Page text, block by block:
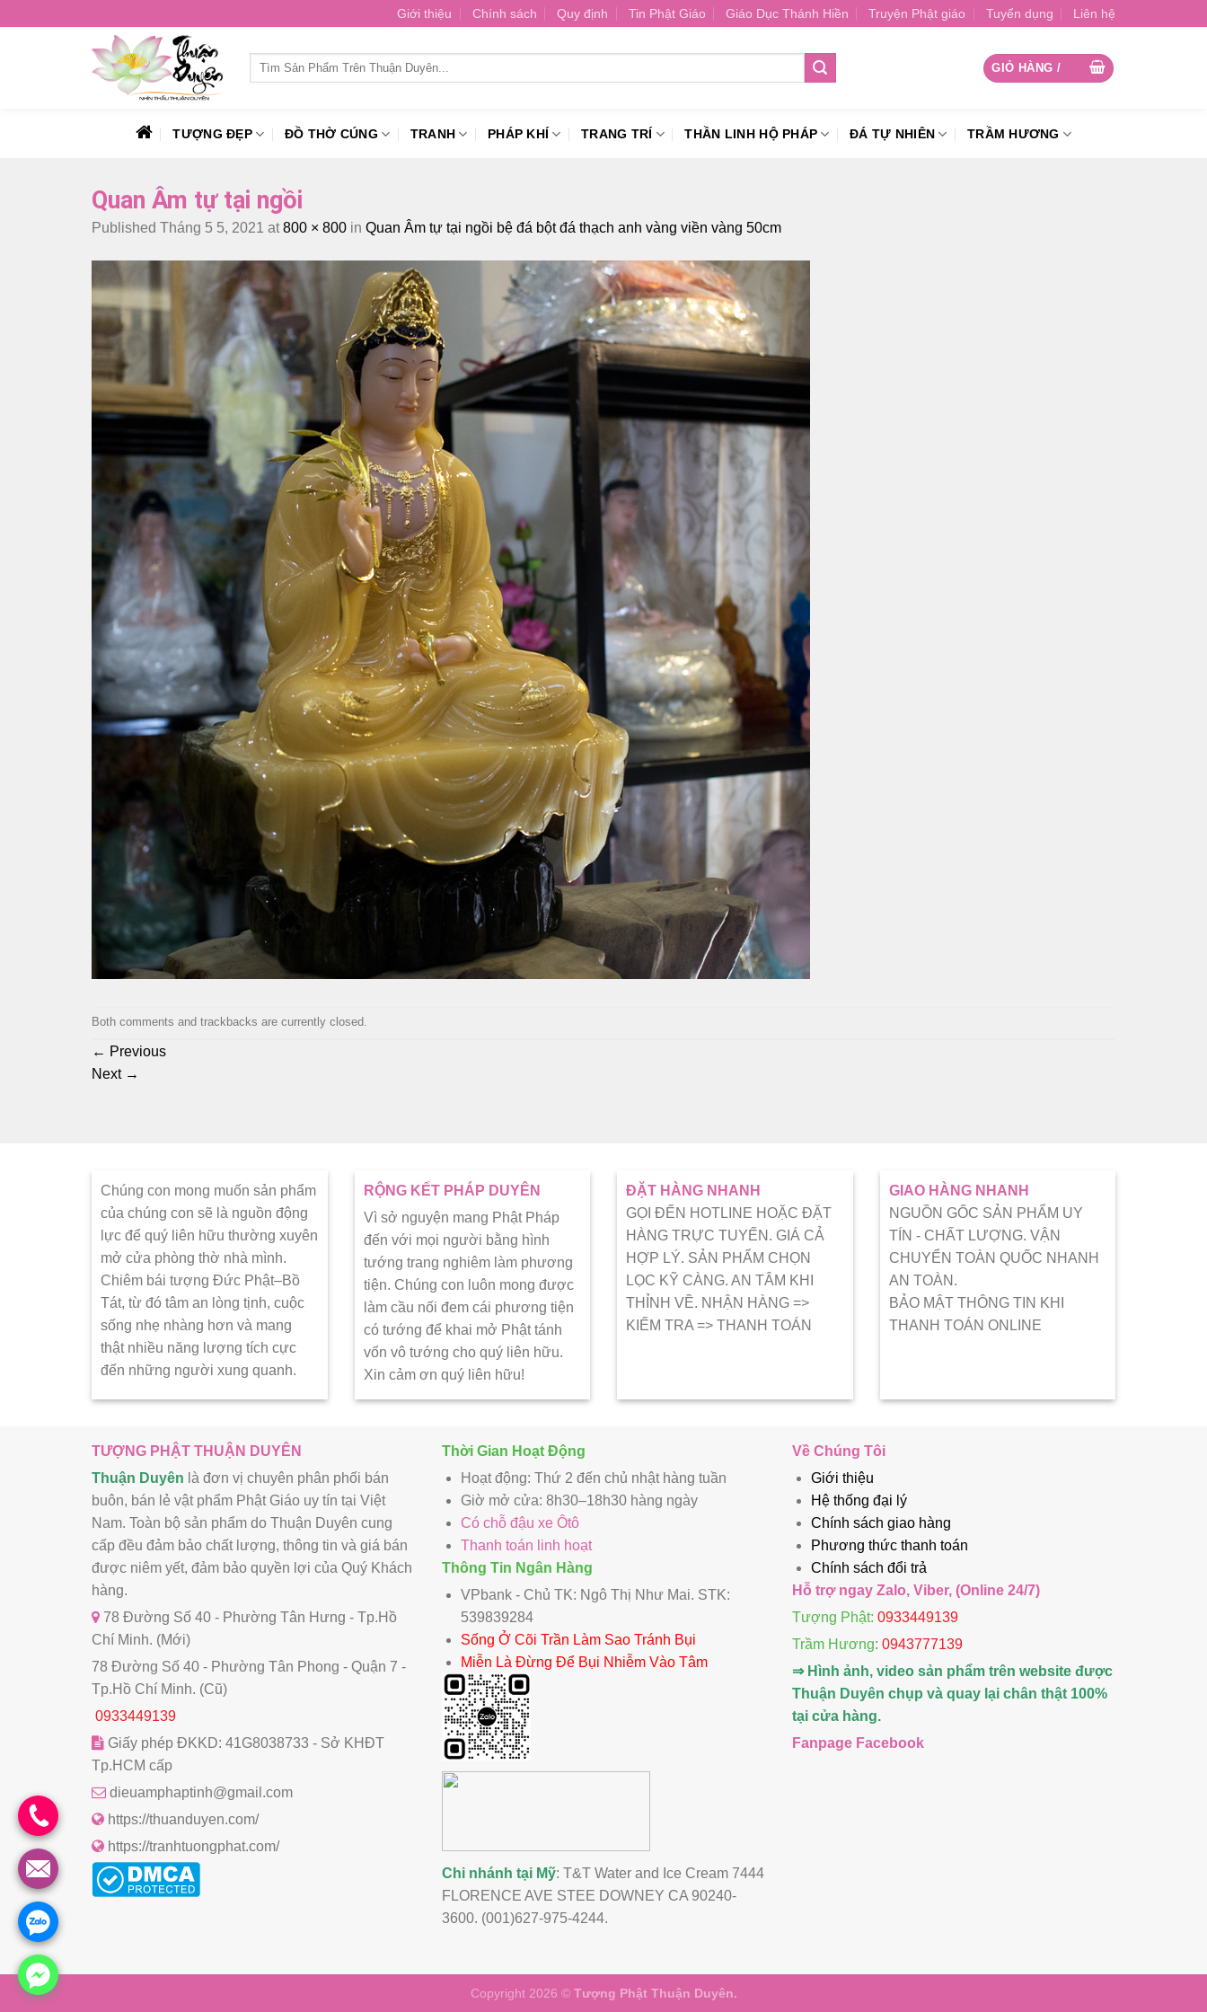
Giới thiệu Chính sách Quy định Tin Phật Giáo Giáo Dục Thánh Hiền Truyện Phật giáo Tuyển dụng Liên hệ
Tìm
GIỎ HÀNG /
TƯỢNG ĐẸP ĐỒ THỜ CÚNG TRANH PHÁP KHÍ TRANG TRÍ THẦN LINH HỘ PHÁP ĐÁ TỰ NHIÊN TRẦM HƯƠNG
Quan Âm tự tại ngồi
Published Tháng 5 5, 2021 at 800 × 800 in Quan Âm tự tại ngồi bệ đá bột đá thạch anh vàng viền vàng 50cm
Both comments and trackbacks are currently closed.
← Previous
Next →
Chúng con mong muốn sản phẩm
của chúng con sẽ là nguồn động
lực để quý liên hữu thường xuyên
mở cửa phòng thờ nhà mình.
Chiêm bái tượng Đức Phật–Bồ
Tát, từ đó tâm an lòng tịnh, cuộc
sống nhẹ nhàng hơn và mang
thật nhiều năng lượng tích cực
đến những người xung quanh.
RỘNG KẾT PHÁP DUYÊN
Vì sở nguyện mang Phật Pháp
đến với mọi người bằng hình
tướng trang nghiêm làm phương
tiện. Chúng con luôn mong được
làm cầu nối đem cái phương tiện
có tướng để khai mở Phật tánh
vốn vô tướng cho quý liên hữu.
Xin cảm ơn quý liên hữu!
ĐẶT HÀNG NHANH
GỌI ĐẾN HOTLINE HOẶC ĐẶT
HÀNG TRỰC TUYẾN. GIÁ CẢ
HỢP LÝ. SẢN PHẨM CHỌN
LỌC KỸ CÀNG. AN TÂM KHI
THỈNH VỀ. NHẬN HÀNG =>
KIẾM TRA => THANH TOÁN
GIAO HÀNG NHANH
NGUỒN GỐC SẢN PHẨM UY
TÍN - CHẤT LƯỢNG. VẬN
CHUYỂN TOÀN QUỐC NHANH
AN TOÀN.
BẢO MẬT THÔNG TIN KHI
THANH TOÁN ONLINE
TƯỢNG PHẬT THUẬN DUYÊN
Thuận Duyên là đơn vị chuyên phân phối bán
buôn, bán lẻ vật phẩm Phật Giáo uy tín tại Việt
Nam. Toàn bộ sản phẩm do Thuận Duyên cung
cấp đều đảm bảo chất lượng, thông tin và giá bán
được niêm yết, đảm bảo quyền lợi của Quý Khách
hàng.
78 Đường Số 40 - Phường Tân Hưng - Tp.Hồ
Chí Minh. (Mới)
78 Đường Số 40 - Phường Tân Phong - Quận 7 -
Tp.Hồ Chí Minh. (Cũ)
0933449139
Giấy phép ĐKKD: 41G8038733 - Sở KHĐT
Tp.HCM cấp
dieuamphaptinh@gmail.com
https://thuanduyen.com/
https://tranhtuongphat.com/
Thời Gian Hoạt Động
Hoạt động: Thứ 2 đến chủ nhật hàng tuần
Giờ mở cửa: 8h30–18h30 hàng ngày
Có chỗ đậu xe Ôtô
Thanh toán linh hoạt
Thông Tin Ngân Hàng
VPbank - Chủ TK: Ngô Thị Như Mai. STK:
539839284
Sống Ở Cõi Trần Làm Sao Tránh Bụi
Miễn Là Đừng Để Bụi Nhiễm Vào Tâm
Chi nhánh tại Mỹ: T&T Water and Ice Cream 7444
FLORENCE AVE STEE DOWNEY CA 90240-
3600. (001)627-975-4244.
Về Chúng Tôi
Giới thiệu
Hệ thống đại lý
Chính sách giao hàng
Phương thức thanh toán
Chính sách đổi trả
Hỗ trợ ngay Zalo, Viber, (Online 24/7)
Tượng Phật: 0933449139
Trầm Hương: 0943777139
⇒ Hình ảnh, video sản phẩm trên website được
Thuận Duyên chụp và quay lại chân thật 100%
tại cửa hàng.
Fanpage Facebook
Copyright 2026 © Tượng Phật Thuận Duyên.